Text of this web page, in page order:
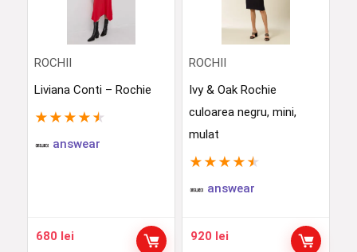
ROCHII
Liviana Conti – Rochie
★ ★ ★ ★ ★
answear
680 lei
ROCHII
Ivy & Oak Rochie
culoarea negru, mini,
mulat
★ ★ ★ ★ ★
answear
920 lei